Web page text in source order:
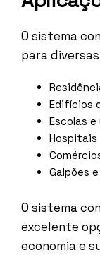
O sistema
para
Edifícios
Escolas
Hospitais
Galpões
O sistema
excelente
economia e